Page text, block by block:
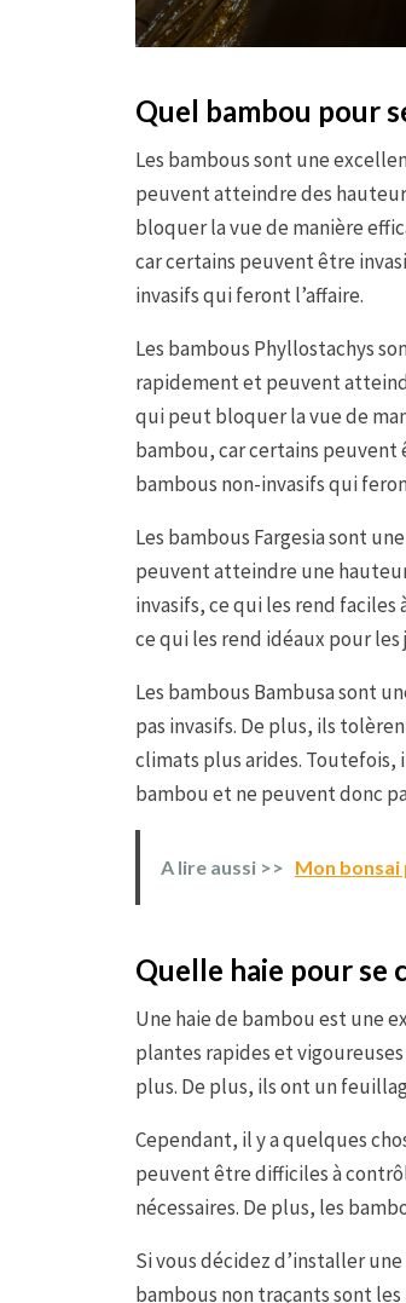
Quel bambou pour
Les bambous sont une
peuvent atteindre des
bloquer la vue de manière
car certains peuvent être
invasifs qui feront l’affaire.
Les bambous Phyllostachys
rapidement et peuvent
qui peut bloquer la vue de
bambou, car certains
bambous non-invasifs qui
Les bambous Fargesia sont
peuvent atteindre une
invasifs, ce qui les rend
ce qui les rend idéaux pour
Les bambous Bambusa sont
pas invasifs. De plus, ils
climats plus arides. Toutefois,
bambou et ne peuvent donc
A lire aussi >> Mon bonsai
Quelle haie pour se
Une haie de bambou est une
plantes rapides et
plus. De plus, ils ont un
Cependant, il y a quelques
peuvent être difficiles à
nécessaires. De plus, les
Si vous décidez d’installer
bambous non traçants sont